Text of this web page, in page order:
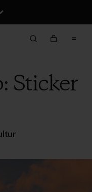
Sticker